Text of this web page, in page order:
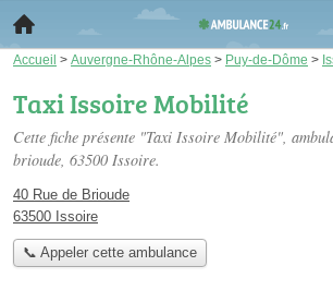
Accueil > Auvergne-Rhône-Alpes > Puy-de-Dôme >
Taxi Issoire Mobilité
Cette fiche présente "Taxi Issoire Mobilité",
brioude, 63500 Issoire.
40 Rue de Brioude
63500 Issoire
📞 Appeler cette ambulance